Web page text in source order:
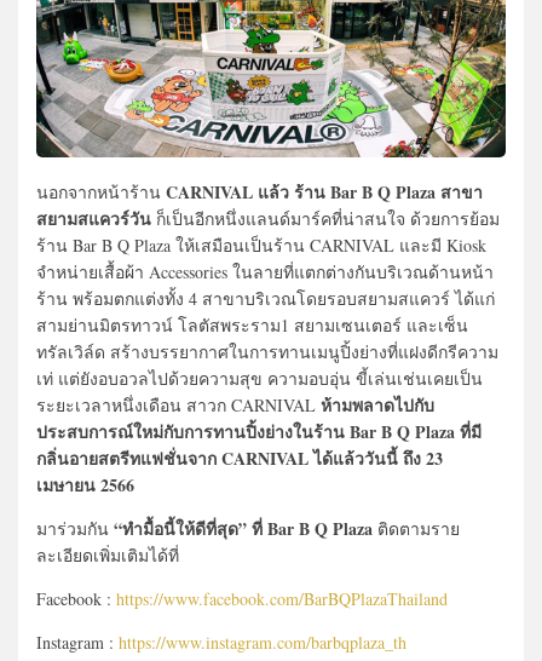
นอกจากหน้าร้าน CARNIVAL แล้ว ร้าน Bar B Q Plaza สาขา
สยามสแควร์วัน ก็เป็นอีกหนึ่งแลนด์มาร์คที่น่าสนใจ ด้วยการย้อม
ร้าน Bar B Q Plaza ให้เสมือนเป็นร้าน CARNIVAL และมี Kiosk
จำหน่ายเสื้อผ้า Accessories ในลายที่แตกต่างกันบริเวณด้านหน้า
ร้าน พร้อมตกแต่งทั้ง 4 สาขาบริเวณโดยรอบสยามสแควร์ ได้แก่
สามย่านมิตรทาวน์ โลตัสพระราม1 สยามเซนเตอร์ และเซ็น
ทรัลเวิล์ด สร้างบรรยากาศในการทานเมนูปิ้งย่างที่แฝงดีกรีความ
เท่ แต่ยังอบอวลไปด้วยความสุข ความอบอุ่น ขี้เล่นเช่นเคยเป็น
ระยะเวลาหนึ่งเดือน สาวก CARNIVAL ห้ามพลาดไปกับ
ประสบการณ์ใหม่กับการทานปิ้งย่างในร้าน Bar B Q Plaza ที่มี
กลิ่นอายสตรีทแฟชั่นจาก CARNIVAL ได้แล้ววันนี้ ถึง 23
เมษายน 2566
มาร่วมกัน “ทำมื้อนี้ให้ดีที่สุด” ที่ Bar B Q Plaza ติดตามราย
ละเอียดเพิ่มเติมได้ที่
Facebook : https://www.facebook.com/BarBQPlazaThailand
Instagram : https://www.instagram.com/barbqplaza_th